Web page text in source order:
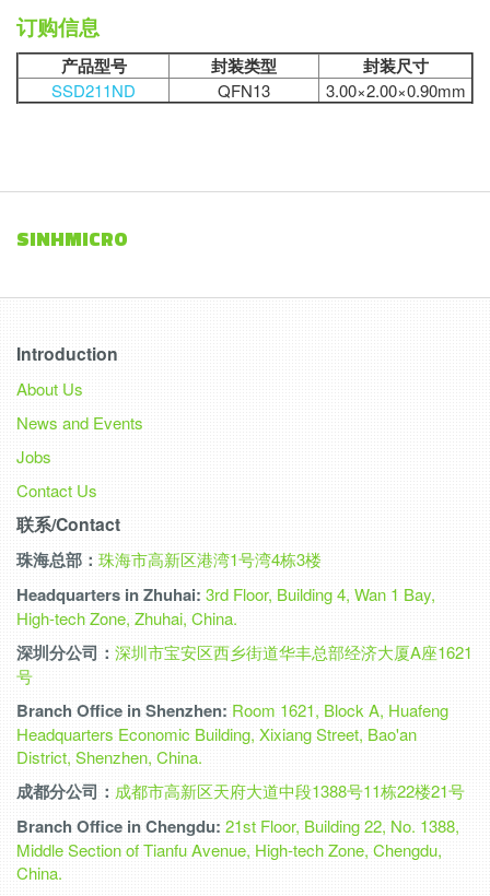
订购信息
产品型号 封装类型 封装尺寸
SSD211ND QFN13 3.00×2.00×0.90mm
SINHMICRO
Introduction
About Us
News and Events
Jobs
Contact Us
联系/Contact
珠海总部： 珠海市高新区港湾1号湾4栋3楼
Headquarters in Zhuhai: 3rd Floor, Building 4, Wan 1 Bay,
High-tech Zone, Zhuhai, China.
深圳分公司： 深圳市宝安区西乡街道华丰总部经济大厦A座1621
号
Branch Office in Shenzhen: Room 1621, Block A, Huafeng
Headquarters Economic Building, Xixiang Street, Bao'an
District, Shenzhen, China.
成都分公司： 成都市高新区天府大道中段1388号11栋22楼21号
Branch Office in Chengdu: 21st Floor, Building 22, No. 1388,
Middle Section of Tianfu Avenue, High-tech Zone, Chengdu,
China.